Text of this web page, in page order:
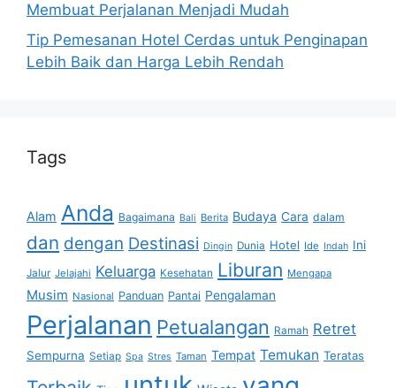
Membuat Perjalanan Menjadi Mudah
Tip Pemesanan Hotel Cerdas untuk Penginapan
Lebih Baik dan Harga Lebih Rendah
Tags
Alam Anda Bagaimana Bali Berita Budaya Cara dalam
dan dengan Destinasi Dingin Dunia Hotel Ide Indah Ini
Jalur Jelajahi Keluarga Kesehatan Liburan Mengapa
Musim Nasional Panduan Pantai Pengalaman
Perjalanan Petualangan Ramah Retret
Sempurna Setiap Spa Stres Taman Tempat Temukan Teratas